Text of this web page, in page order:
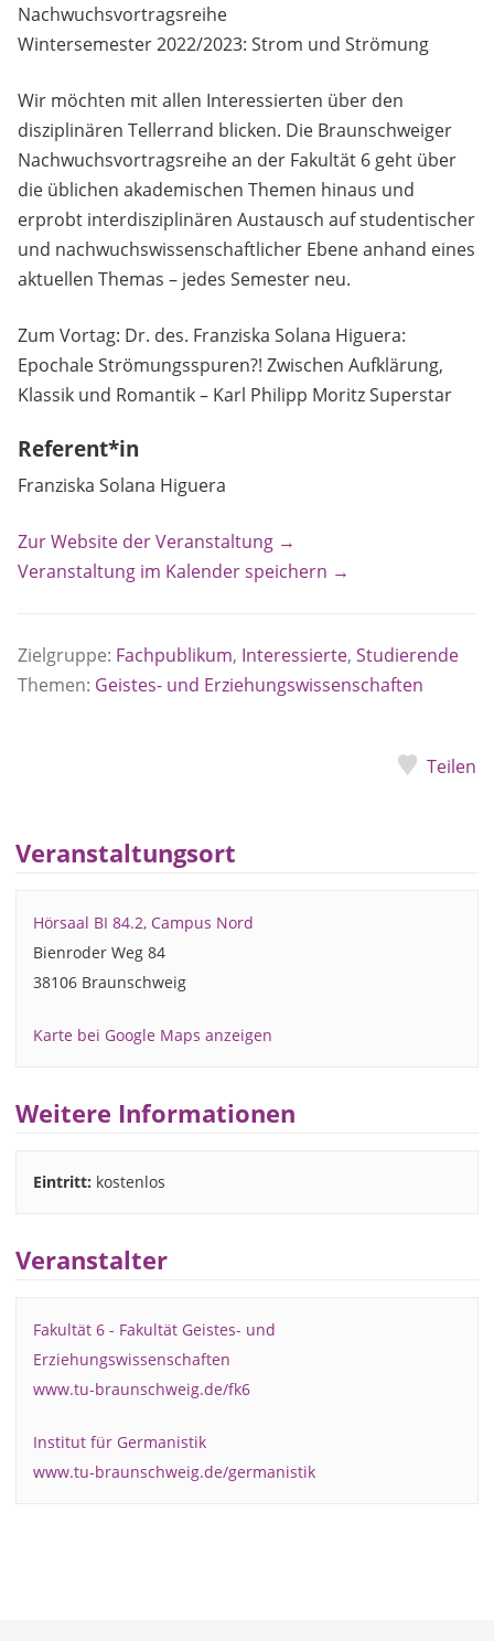
Nachwuchsvortragsreihe
Wintersemester 2022/2023: Strom und Strömung
Wir möchten mit allen Interessierten über den
disziplinären Tellerrand blicken. Die Braunschweiger
Nachwuchsvortragsreihe an der Fakultät 6 geht über
die üblichen akademischen Themen hinaus und
erprobt interdisziplinären Austausch auf studentischer
und nachwuchswissenschaftlicher Ebene anhand eines
aktuellen Themas – jedes Semester neu.
Zum Vortag: Dr. des. Franziska Solana Higuera:
Epochale Strömungsspuren?! Zwischen Aufklärung,
Klassik und Romantik – Karl Philipp Moritz Superstar
Referent*in
Franziska Solana Higuera
Zur Website der Veranstaltung →
Veranstaltung im Kalender speichern →
Zielgruppe: Fachpublikum, Interessierte, Studierende
Themen: Geistes- und Erziehungswissenschaften
Teilen
Veranstaltungsort
Hörsaal BI 84.2, Campus Nord
Bienroder Weg 84
38106 Braunschweig
Karte bei Google Maps anzeigen
Weitere Informationen
Eintritt: kostenlos
Veranstalter
Fakultät 6 - Fakultät Geistes- und
Erziehungswissenschaften
www.tu-braunschweig.de/fk6
Institut für Germanistik
www.tu-braunschweig.de/germanistik